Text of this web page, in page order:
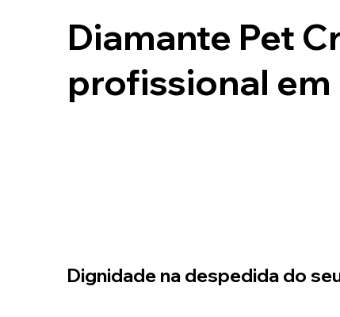
Diamante Pet
profissional
Dignidade na despedida do